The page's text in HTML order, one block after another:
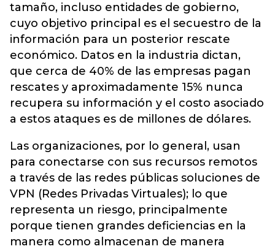
tamaño, incluso entidades de gobierno,
cuyo objetivo principal es el secuestro de la
información para un posterior rescate
económico. Datos en la industria dictan,
que cerca de 40% de las empresas pagan
rescates y aproximadamente 15% nunca
recupera su información y el costo asociado
a estos ataques es de millones de dólares.
Las organizaciones, por lo general, usan
para conectarse con sus recursos remotos
a través de las redes públicas soluciones de
VPN (Redes Privadas Virtuales); lo que
representa un riesgo, principalmente
porque tienen grandes deficiencias en la
manera como almacenan de manera